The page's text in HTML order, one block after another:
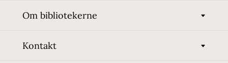
Om bibliotekerne
Kontakt